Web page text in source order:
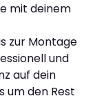
mit deinem
zur Montage
und
auf dein
um den Rest